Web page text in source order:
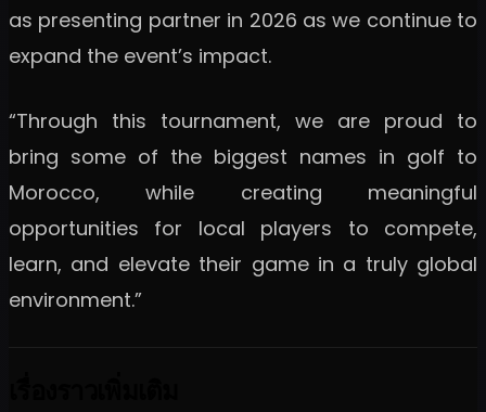
as presenting partner in 2026 as we continue to
expand the event’s impact.
“Through this tournament, we are proud to
bring some of the biggest names in golf to
Morocco, while creating meaningful
opportunities for local players to compete,
learn, and elevate their game in a truly global
environment.”